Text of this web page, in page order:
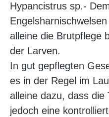
Hypancistrus sp.-
alleine die Brutpflege
der Larven.
In gut gepflegten
es in der Regel im
alleine dazu, dass die
jedoch eine